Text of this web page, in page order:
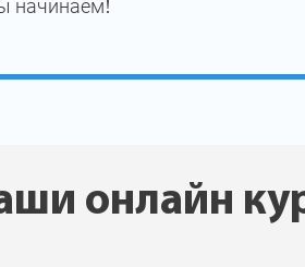
начинаем!
онлайн